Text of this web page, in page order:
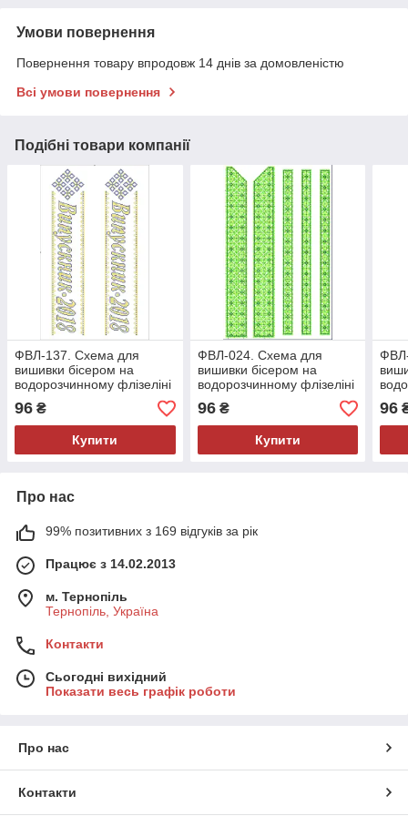
Умови повернення
Повернення товару впродовж 14 днів за домовленістю
Всі умови повернення
Подібні товари компанії
ФВЛ-137. Схема для
вишивки бісером на
водорозчинному флізеліні
96 ₴
Купити
ФВЛ-024. Схема для
вишивки бісером на
водорозчинному флізеліні
96₴
Купити
96
Про нас
99% позитивних з 169 відгуків за рік
Працює з 14.02.2013
м. Тернопіль
Тернопіль, Україна
Контакти
Сьогодні вихідний
Показати весь графік роботи
Про нас
Контакти